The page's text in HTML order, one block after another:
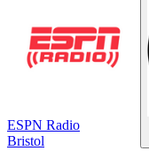
ESPN Radio
Bristol